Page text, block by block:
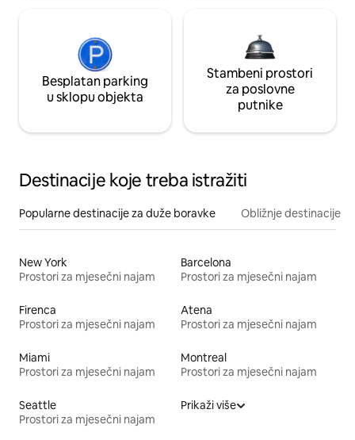
Besplatan parking
u sklopu objekta
Stambeni prostori
za poslovne
putnike
Destinacije koje treba istražiti
Popularne destinacije za duže boravke Obližnje destinacije
New York
Prostori za mjesečni najam
Barcelona
Prostori za mjesečni najam
Firenca
Prostori za mjesečni najam
Atena
Prostori za mjesečni najam
Miami
Prostori za mjesečni najam
Montreal
Prostori za mjesečni najam
Seattle
Prostori za mjesečni najam
Prikaži više